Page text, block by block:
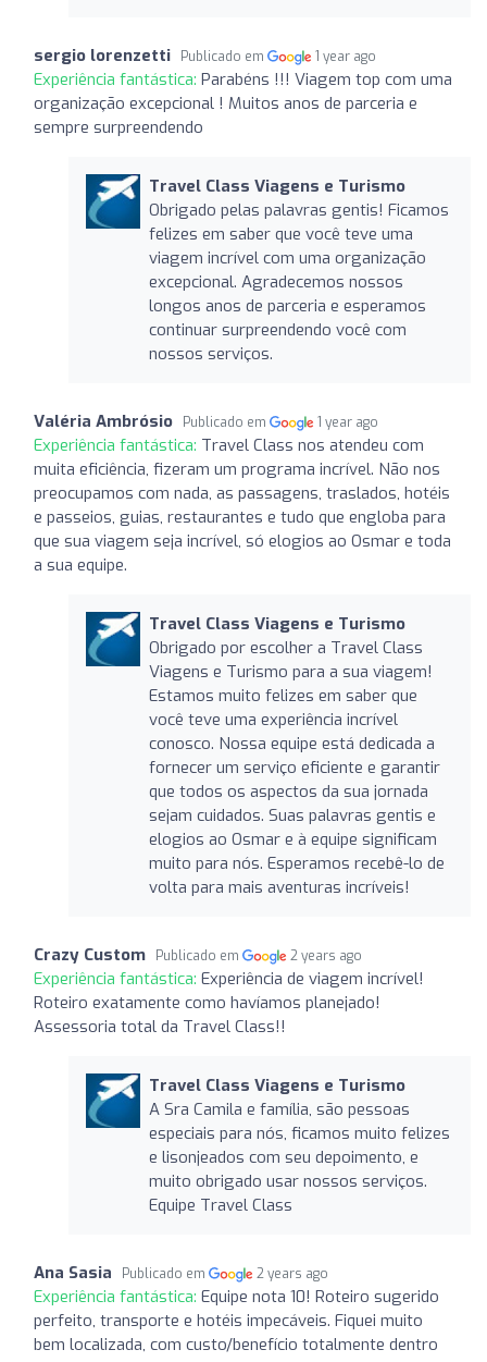
sergio lorenzetti Publicado em 1 year ago
Experiência fantástica: Parabéns !!! Viagem top com uma
organização excepcional ! Muitos anos de parceria e
sempre surpreendendo
Travel Class Viagens e Turismo
Obrigado pelas palavras gentis! Ficamos
felizes em saber que você teve uma
viagem incrível com uma organização
excepcional. Agradecemos nossos
longos anos de parceria e esperamos
continuar surpreendendo você com
nossos serviços.
Valéria Ambrósio Publicado em 1 year ago
Experiência fantástica: Travel Class nos atendeu com
muita eficiência, fizeram um programa incrível. Não nos
preocupamos com nada, as passagens, traslados, hotéis
e passeios, guias, restaurantes e tudo que engloba para
que sua viagem seja incrível, só elogios ao Osmar e toda
a sua equipe.
Travel Class Viagens e Turismo
Obrigado por escolher a Travel Class
Viagens e Turismo para a sua viagem!
Estamos muito felizes em saber que
você teve uma experiência incrível
conosco. Nossa equipe está dedicada a
fornecer um serviço eficiente e garantir
que todos os aspectos da sua jornada
sejam cuidados. Suas palavras gentis e
elogios ao Osmar e à equipe significam
muito para nós. Esperamos recebê-lo de
volta para mais aventuras incríveis!
Crazy Custom Publicado em 2 years ago
Experiência fantástica: Experiência de viagem incrível!
Roteiro exatamente como havíamos planejado!
Assessoria total da Travel Class!!
Travel Class Viagens e Turismo
A Sra Camila e família, são pessoas
especiais para nós, ficamos muito felizes
e lisonjeados com seu depoimento, e
muito obrigado usar nossos serviços.
Equipe Travel Class
Ana Sasia Publicado em 2 years ago
Experiência fantástica: Equipe nota 10! Roteiro sugerido
perfeito, transporte e hotéis impecáveis. Fiquei muito
bem localizada, com custo/benefício totalmente dentro